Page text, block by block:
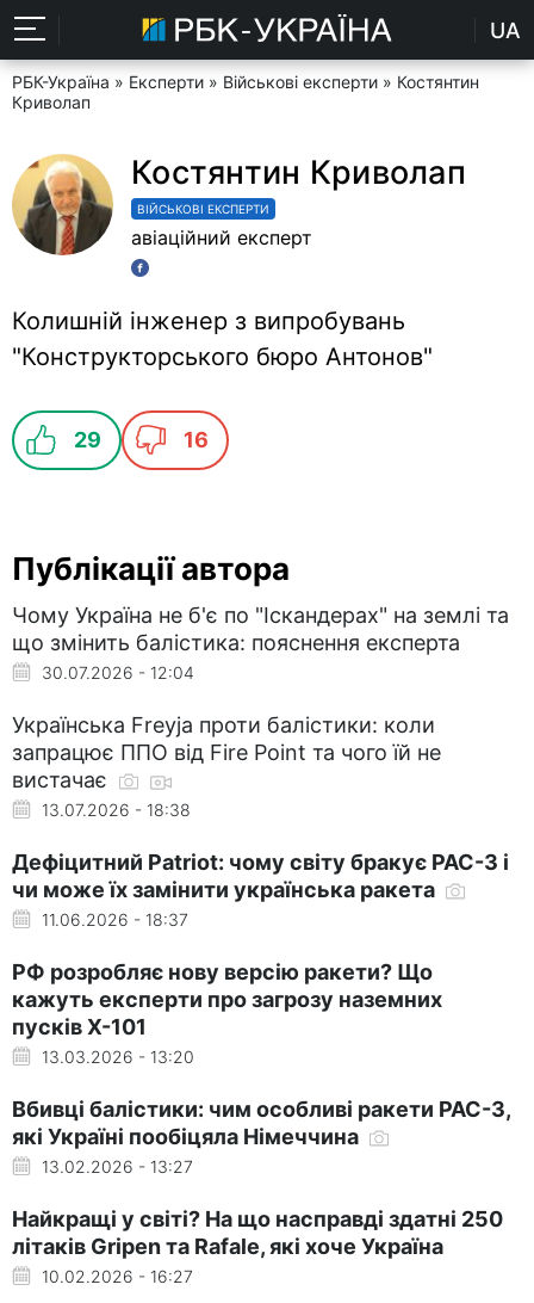
UA
РБК-Україна » Експерти » Військові експерти » Костянтин
Криволап
Костянтин Криволап
ВІЙСЬКОВІ ЕКСПЕРТИ
авіаційний експерт
Колишній інженер з випробувань
"Конструкторського бюро Антонов"
29 16
Публікації автора
Чому Україна не б'є по "Іскандерах" на землі та
що змінить балістика: пояснення експерта
30.07.2026 - 12:04
Українська Freyja проти балістики: коли
запрацює ППО від Fire Point та чого їй не
вистачає
13.07.2026 - 18:38
Дефіцитний Patriot: чому світу бракує PAC-3 і
чи може їх замінити українська ракета
11.06.2026 - 18:37
РФ розробляє нову версію ракети? Що
кажуть експерти про загрозу наземних
пусків Х-101
13.03.2026 - 13:20
Вбивці балістики: чим особливі ракети PAC-3,
які Україні пообіцяла Німеччина
13.02.2026 - 13:27
Найкращі у світі? На що насправді здатні 250
літаків Gripen та Rafale, які хоче Україна
10.02.2026 - 16:27